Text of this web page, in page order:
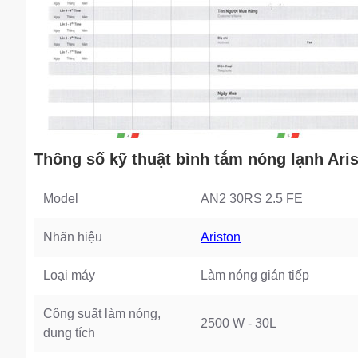
Thông số kỹ thuật bình tắm nóng lạnh
Model AN2 30RS 2.5 FE
Nhãn hiệu Ariston
Loại máy Làm nóng gián tiếp
Công suất làm nóng,
dung tích
2500 W - 30L